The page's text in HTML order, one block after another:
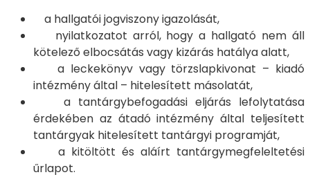
a hallgatói jogviszony igazolását,
nyilatkozatot arról, hogy a hallgató nem áll
kötelező elbocsátás vagy kizárás hatálya alatt,
a leckekönyv vagy törzslapkivonat – kiadó
intézmény által – hitelesített másolatát,
a tantárgybefogadási eljárás lefolytatása
érdekében az átadó intézmény által teljesített
tantárgyak hitelesített tantárgyi programját,
a kitöltött és aláírt tantárgymegfeleltetési
űrlapot.